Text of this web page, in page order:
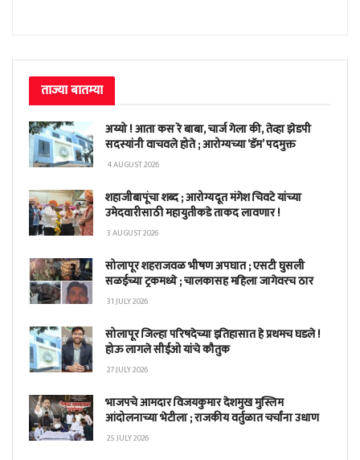
ताज्या बातम्या
अय्यो ! आता कस रे बाबा, चार्ज गेला की, तेव्हा झेडपी
सदस्यांनी वाचवले होते ; आरोग्यच्या ‘डॅम’ पदमुक्त
4 AUGUST 2026
शहाजीबापूंचा शब्द ; आरोग्यदूत मंगेश चिवटे यांच्या
उमेदवारीसाठी महायुतीकडे ताकद लावणार !
3 AUGUST 2026
सोलापूर शहराजवळ भीषण अपघात ; एसटी घुसली
सळईच्या ट्रकमध्ये ; चालकासह महिला जागेवरच ठार
31 JULY 2026
सोलापूर जिल्हा परिषदेच्या इतिहासात हे प्रथमच घडले !
होऊ लागले सीईओ यांचे कौतुक
27 JULY 2026
भाजपचे आमदार विजयकुमार देशमुख मुस्लिम
आंदोलनाच्या भेटीला ; राजकीय वर्तुळात चर्चांना उधाण
25 JULY 2026